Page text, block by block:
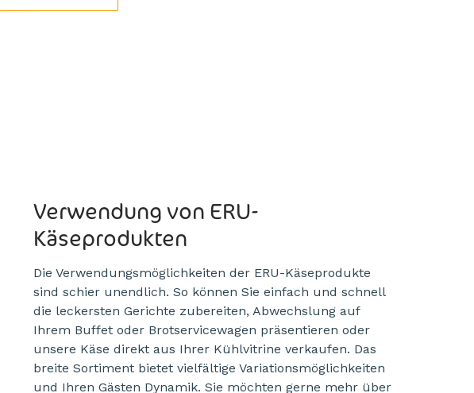
Verwendung von ERU-
Käseprodukten
Die Verwendungsmöglichkeiten der ERU-Käseprodukte
sind schier unendlich. So können Sie einfach und schnell
die leckersten Gerichte zubereiten, Abwechslung auf
Ihrem Buffet oder Brotservicewagen präsentieren oder
unsere Käse direkt aus Ihrer Kühlvitrine verkaufen. Das
breite Sortiment bietet vielfältige Variationsmöglichkeiten
und Ihren Gästen Dynamik. Sie möchten gerne mehr über